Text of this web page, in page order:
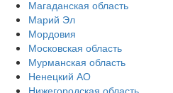
Магаданская область
Марий Эл
Мордовия
Московская область
Мурманская область
Ненецкий АО
Нижегородская область